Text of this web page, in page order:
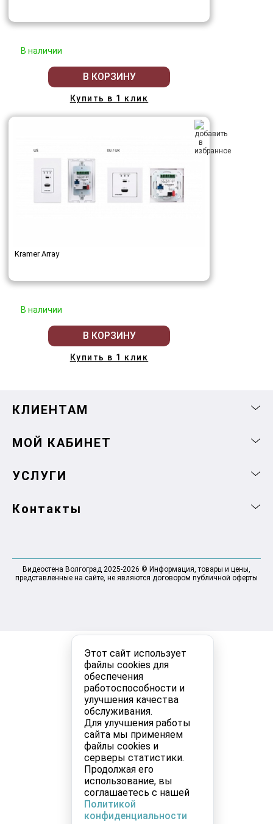
Этот сайт использует
файлы cookies для
обеспечения
работоспособности и
улучшения качества
обслуживания.
Для улучшения работы
сайта мы применяем
файлы cookies и
серверы статистики.
Продолжая его
использование, вы
соглашаетесь с нашей
Политикой
конфиденциальности
В наличии
В КОРЗИНУ
Купить в 1 клик
Kramer Array
В наличии
В КОРЗИНУ
Купить в 1 клик
КЛИЕНТАМ
МОЙ КАБИНЕТ
УСЛУГИ
Контакты
Видеостена Волгоград 2025-2026 © Информация, товары и цены,
представленные на сайте, не являются договором публичной оферты